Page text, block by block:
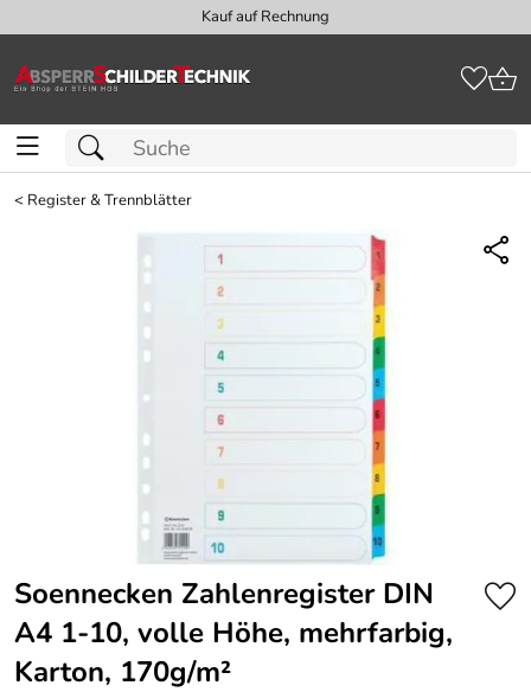
Kauf auf Rechnung
< Register & Trennblätter
Soennecken Zahlenregister DIN
A4 1-10, volle Höhe, mehrfarbig,
Karton, 170g/m²